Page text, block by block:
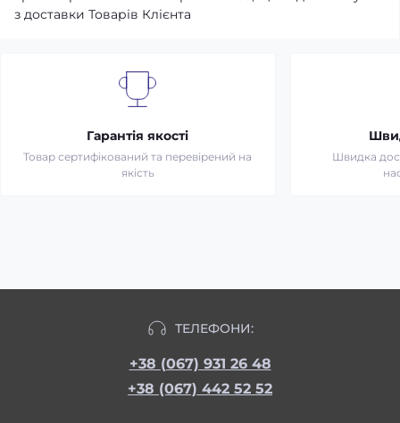
з доставки Товарів Клієнта
Гарантія якості
Товар сертифікований та перевірений на
якість
Швидка
ТЕЛЕФОНИ:
+38 (067) 931 26 48
+38 (067) 442 52 52